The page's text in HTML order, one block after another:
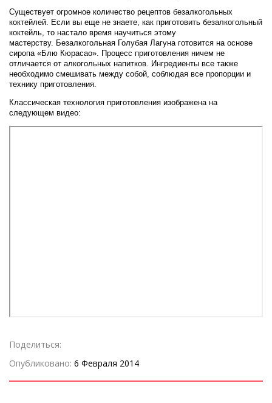
Существует огромное количество рецептов безалкогольных
коктейлей. Если вы еще не знаете, как приготовить безалкогольный
коктейль, то настало время научиться этому
мастерству. Безалкогольная Голубая Лагуна готовится на основе
сиропа «Блю Кюрасао». Процесс приготовления ничем не
отличается от алкогольных напитков. Ингредиенты все также
необходимо смешивать между собой, соблюдая все пропорции и
технику приготовления.
Классическая технология приготовления изображена на
следующем видео:
Поделиться:
Опубликовано: 6 Февраля 2014